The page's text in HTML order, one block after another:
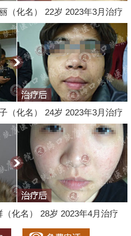
（化名） 22岁 2023年3月治疗
（化名） 24岁 2023年3月治疗
化名） 28岁 2023年4月治疗